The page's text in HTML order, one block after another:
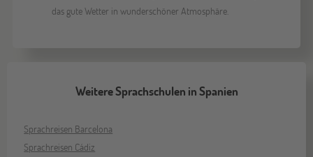
das gute Wetter in wunderschöner Atmosphäre.
Weitere Sprachschulen in Spanien
Sprachreisen Barcelona
Sprachreisen Cádiz